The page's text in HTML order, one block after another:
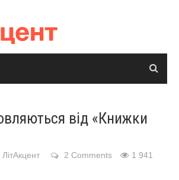
від «Книжки
ЛітАкцент 2 Comments 1 941